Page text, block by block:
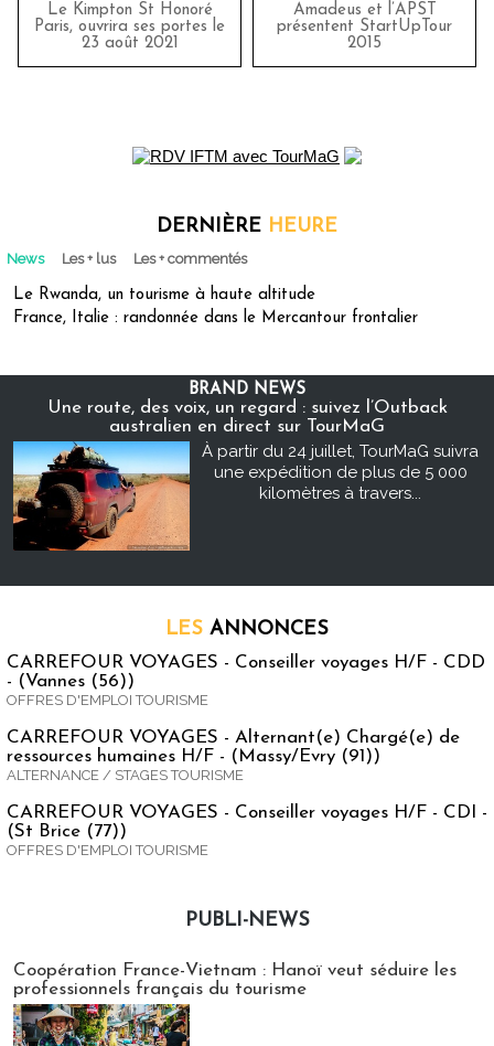
Le Kimpton St Honoré
Paris, ouvrira ses portes le
23 août 2021
Amadeus et l’APST
présentent StartUpTour
2015
DERNIÈRE HEURE
News Les + lus Les + commentés
Le Rwanda, un tourisme à haute altitude
France, Italie : randonnée dans le Mercantour frontalier
BRAND NEWS
Une route, des voix, un regard : suivez l’Outback
australien en direct sur TourMaG
À partir du 24 juillet, TourMaG suivra
une expédition de plus de 5 000
kilomètres à travers...
LES ANNONCES
CARREFOUR VOYAGES - Conseiller voyages H/F - CDD
- (Vannes (56))
OFFRES D'EMPLOI TOURISME
CARREFOUR VOYAGES - Alternant(e) Chargé(e) de
ressources humaines H/F - (Massy/Evry (91))
ALTERNANCE / STAGES TOURISME
CARREFOUR VOYAGES - Conseiller voyages H/F - CDI -
(St Brice (77))
OFFRES D'EMPLOI TOURISME
PUBLI-NEWS
Coopération France-Vietnam : Hanoï veut séduire les
professionnels français du tourisme